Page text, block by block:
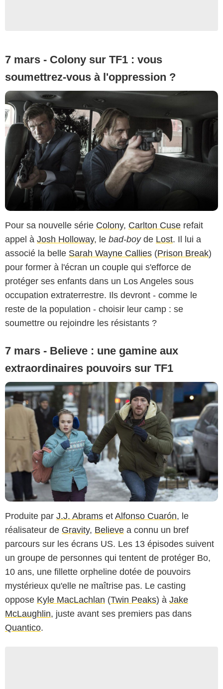
7 mars - Colony sur TF1 : vous
soumettrez-vous à l'oppression ?
Pour sa nouvelle série Colony, Carlton Cuse refait
appel à Josh Holloway, le bad-boyde Lost. Il lui a
associé la belle Sarah Wayne Callies (Prison Break)
pour former à l'écran un couple qui s'efforce de
protéger ses enfants dans un Los Angeles sous
occupation extraterrestre. Ils devront - comme le
reste de la population - choisir leur camp : se
soumettre ou rejoindre les résistants ?
7 mars - Believe : une gamine aux
extraordinaires pouvoirs sur TF1
Produite par J.J. Abrams et Alfonso Cuarón, le
réalisateur de Gravity, Believe a connu un bref
parcours sur les écrans US. Les 13 épisodes suivent
un groupe de personnes qui tentent de protéger Bo,
10 ans, une fillette orpheline dotée de pouvoirs
mystérieux qu'elle ne maîtrise pas. Le casting
oppose Kyle MacLachlan (Twin Peaks) à Jake
McLaughlin, juste avant ses premiers pas dans
Quantico.